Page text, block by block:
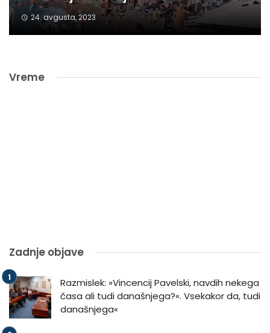
24. avgusta, 2023
Vreme
Zadnje objave
Razmislek: »Vincencij Pavelski, navdih nekega
časa ali tudi današnjega?«. Vsekakor da, tudi
današnjega«